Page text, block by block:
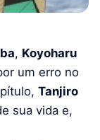
, Koyoharu
um erro no
Tanjiro
sua vida e,